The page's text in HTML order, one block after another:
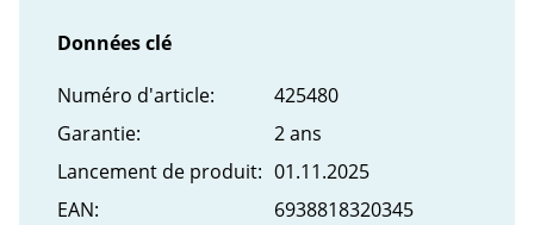
Données clé
Numéro d'article:
425480
Garantie:
2 ans
Lancement de produit: 01.11.2025
EAN:
6938818320345